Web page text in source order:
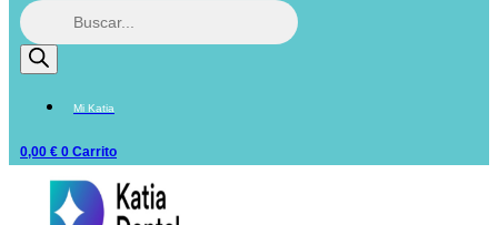
Mi Katia
0,00 € 0 Carrito